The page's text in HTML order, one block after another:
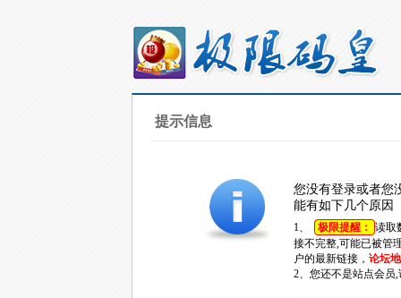
提示信息
您没有登录或者您
能有如下几个原因
1、 极限提醒： 读取
接不完整,可能已被管
户的最新链接， 论坛
2、您还不是站点会员